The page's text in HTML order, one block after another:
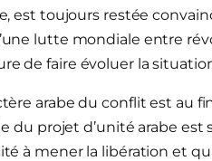
est toujours restée
lutte mondiale entre
de faire évoluer la
arabe du conflit est au
projet d’unité arabe est
à mener la libération et